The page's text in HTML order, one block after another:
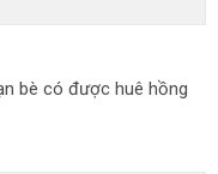
bè có được huê hồng